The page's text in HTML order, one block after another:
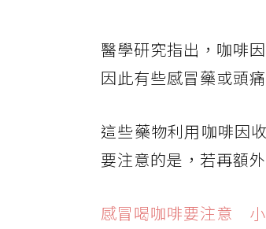
醫學研究指出，咖啡
因此有些感冒藥或頭
這些藥物利用咖啡因
要注意的是，若再額
感冒喝咖啡要注意